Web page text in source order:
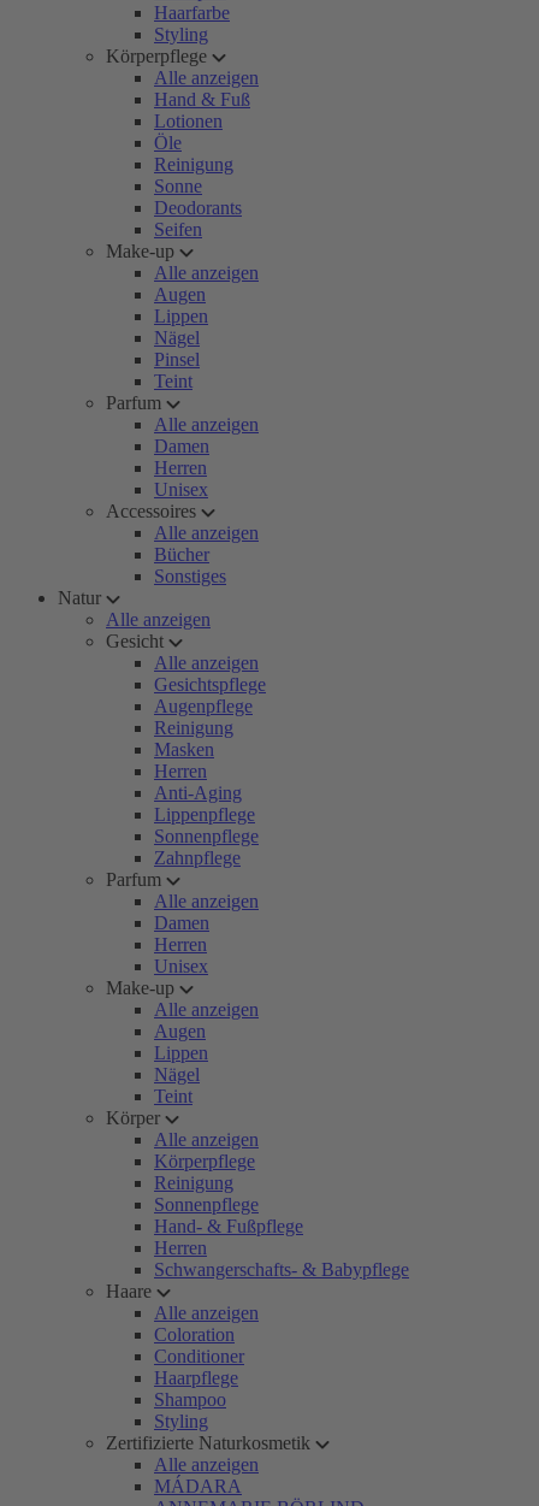
Haarfarbe
Styling
Körperpflege
Alle anzeigen
Hand & Fuß
Lotionen
Öle
Reinigung
Sonne
Deodorants
Seifen
Make-up
Alle anzeigen
Augen
Lippen
Nägel
Pinsel
Teint
Parfum
Alle anzeigen
Damen
Herren
Unisex
Accessoires
Alle anzeigen
Bücher
Sonstiges
Natur
Alle anzeigen
Gesicht
Alle anzeigen
Gesichtspflege
Augenpflege
Reinigung
Masken
Herren
Anti-Aging
Lippenpflege
Sonnenpflege
Zahnpflege
Parfum
Alle anzeigen
Damen
Herren
Unisex
Make-up
Alle anzeigen
Augen
Lippen
Nägel
Teint
Körper
Alle anzeigen
Körperpflege
Reinigung
Sonnenpflege
Hand- & Fußpflege
Herren
Schwangerschafts- & Babypflege
Haare
Alle anzeigen
Coloration
Conditioner
Haarpflege
Shampoo
Styling
Zertifizierte Naturkosmetik
Alle anzeigen
MÁDARA